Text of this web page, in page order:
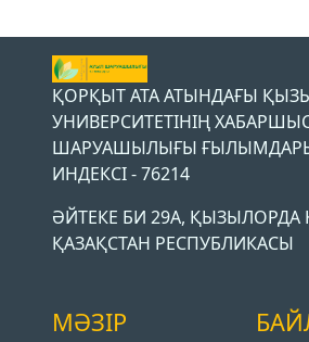
ҚОРҚЫТ АТА АТЫНДАҒЫ
УНИВЕРСИТЕТІНІҢ
ШАРУАШЫЛЫҒЫ
ИНДЕКСІ - 76214
ӘЙТЕКЕ БИ 29А, ҚЫЗЫЛОРДА
ҚАЗАҚСТАН РЕСПУБЛИКАСЫ
МӘЗІР